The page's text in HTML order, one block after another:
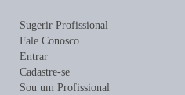
Sugerir Profissional
Fale Conosco
Entrar
Cadastre-se
Sou um Profissional